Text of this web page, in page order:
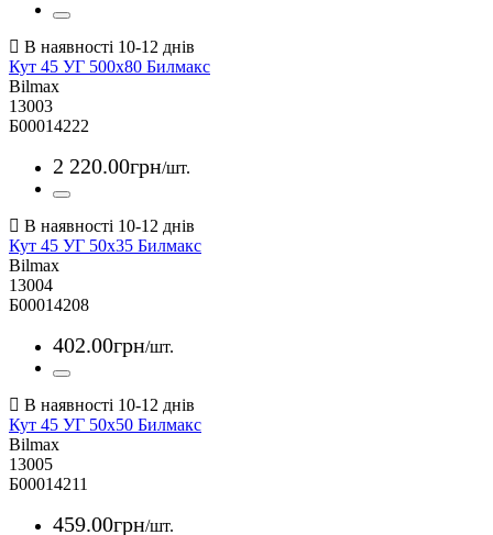
Кут 45 УГ 500х80 Билмакс
Bilmax
13003
Б00014222
2 220.00грн/шт.
Кут 45 УГ 50х35 Билмакс
Bilmax
13004
Б00014208
402.00грн/шт.
Кут 45 УГ 50х50 Билмакс
Bilmax
13005
Б00014211
459.00грн/шт.